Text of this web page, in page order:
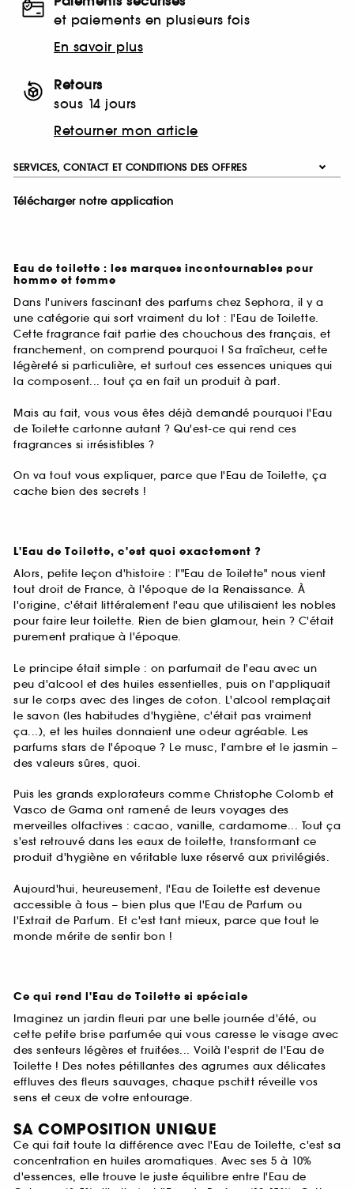
et paiements en plusieurs fois
En savoir plus
Retours
sous 14 jours
Retourner mon article
SERVICES, CONTACT ET CONDITIONS DES OFFRES
Télécharger notre application
Eau de toilette : les marques incontournables pour
homme et femme
Dans l'univers fascinant des parfums chez Sephora, il y a
une catégorie qui sort vraiment du lot : l'Eau de Toilette.
Cette fragrance fait partie des chouchous des français, et
franchement, on comprend pourquoi ! Sa fraîcheur, cette
légèreté si particulière, et surtout ces essences uniques qui
la composent... tout ça en fait un produit à part.
Mais au fait, vous vous êtes déjà demandé pourquoi l'Eau
de Toilette cartonne autant ? Qu'est-ce qui rend ces
fragrances si irrésistibles ?
On va tout vous expliquer, parce que l'Eau de Toilette, ça
cache bien des secrets !
L'Eau de Toilette, c'est quoi exactement ?
Alors, petite leçon d'histoire : l'"Eau de Toilette" nous vient
tout droit de France, à l'époque de la Renaissance. À
l'origine, c'était littéralement l'eau que utilisaient les nobles
pour faire leur toilette. Rien de bien glamour, hein ? C'était
purement pratique à l'époque.
Le principe était simple : on parfumait de l'eau avec un
peu d'alcool et des huiles essentielles, puis on l'appliquait
sur le corps avec des linges de coton. L'alcool remplaçait
le savon (les habitudes d'hygiène, c'était pas vraiment
ça...), et les huiles donnaient une odeur agréable. Les
parfums stars de l'époque ? Le musc, l'ambre et le jasmin –
des valeurs sûres, quoi.
Puis les grands explorateurs comme Christophe Colomb et
Vasco de Gama ont ramené de leurs voyages des
merveilles olfactives : cacao, vanille, cardamome... Tout ça
s'est retrouvé dans les eaux de toilette, transformant ce
produit d'hygiène en véritable luxe réservé aux privilégiés.
Aujourd'hui, heureusement, l'Eau de Toilette est devenue
accessible à tous – bien plus que l'Eau de Parfum ou
l'Extrait de Parfum. Et c'est tant mieux, parce que tout le
monde mérite de sentir bon !
Ce qui rend l'Eau de Toilette si spéciale
Imaginez un jardin fleuri par une belle journée d'été, ou
cette petite brise parfumée qui vous caresse le visage avec
des senteurs légères et fruitées... Voilà l'esprit de l'Eau de
Toilette ! Des notes pétillantes des agrumes aux délicates
effluves des fleurs sauvages, chaque pschitt réveille vos
sens et ceux de votre entourage.
SA COMPOSITION UNIQUE
Ce qui fait toute la différence avec l'Eau de Toilette, c'est sa
concentration en huiles aromatiques. Avec ses 5 à 10%
d'essences, elle trouve le juste équilibre entre l'Eau de